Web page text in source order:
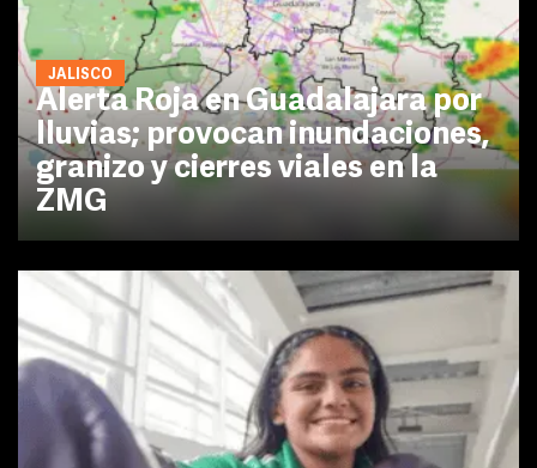
JALISCO
Alerta Roja en Guadalajara por
lluvias; provocan inundaciones,
granizo y cierres viales en la
ZMG